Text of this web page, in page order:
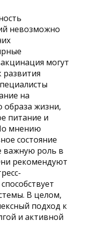
невозможно
могут
развития
на
образа жизни,
питание и
мнению
состояние
важную роль в
рекомендуют
В целом,
подход к
и активной